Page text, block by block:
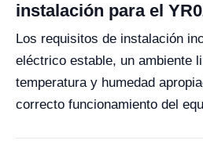
instalación para el
Los requisitos de instalación
eléctrico estable, un ambiente
temperatura y humedad
correcto funcionamiento del